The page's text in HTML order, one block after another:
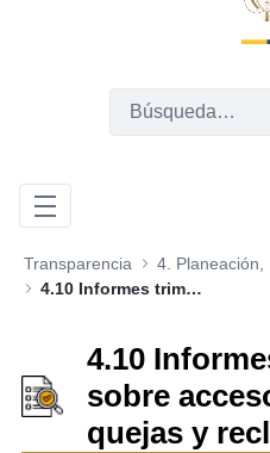
Transparencia
4.10 Informes trimestrales sobre acceso a información, quejas y reclamos
4.10
sobre
quejas y